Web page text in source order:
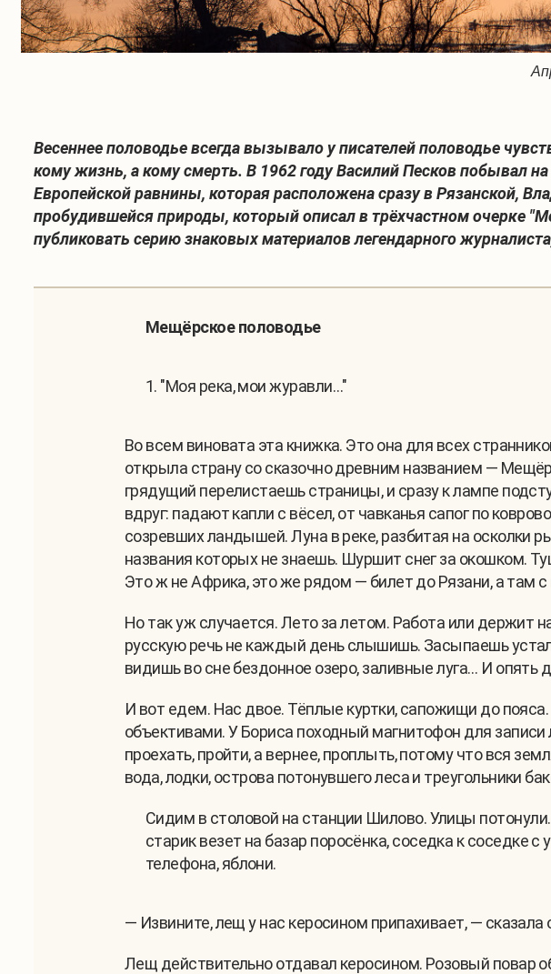
Весеннее половодье всегда вызывало у писателей половодье
кому жизнь, а кому смерть. В 1962 году Василий Песков побывал
Европейской равнины, которая расположена сразу в Рязанской,
пробудившейся природы, который описал в трёхчастном очерке
публиковать серию знаковых материалов легендарного
Мещёрское половодье
1. "Моя река, мои журавли…"
Во всем виновата эта книжка. Это она для всех
открыла страну со сказочно древним названием —
грядущий перелистаешь страницы, и сразу к лампе
вдруг: падают капли с вёсел, от чавканья сапог по
созревших ландышей. Луна в реке, разбитая на осколки
названия которых не знаешь. Шуршит снег за окошком.
Это ж не Африка, это же рядом — билет до Рязани, а там
Но так уж случается. Лето за летом. Работа или держит
русскую речь не каждый день слышишь. Засыпаешь
видишь во сне бездонное озеро, заливные луга… И опять
И вот едем. Нас двое. Тёплые куртки, сапожищи до
объективами. У Бориса походный магнитофон для
проехать, пройти, а вернее, проплыть, потому что вся
вода, лодки, острова потонувшего леса и треугольники
Сидим в столовой на станции Шилово. Улицы
старик везет на базар поросёнка, соседка к соседке
телефона, яблони.
— Извините, лещ у нас керосином припахивает, — сказала
Лещ действительно отдавал керосином. Розовый повар